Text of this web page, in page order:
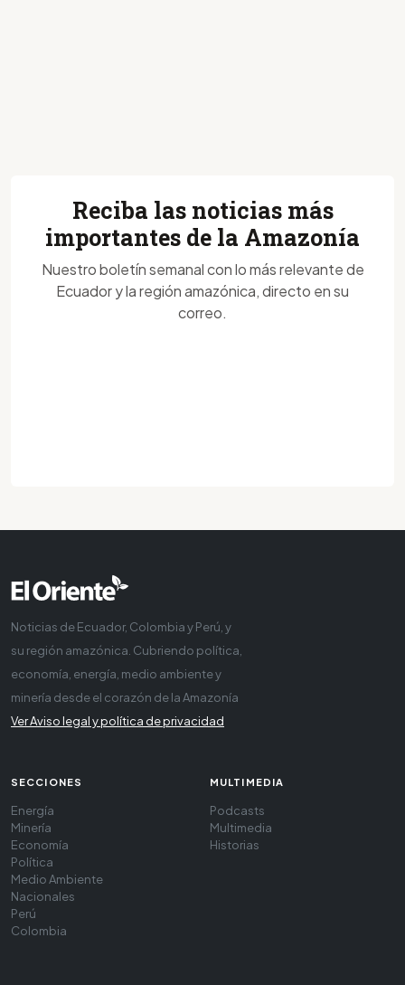
Reciba las noticias más
importantes de la Amazonía
Nuestro boletín semanal con lo más relevante de
Ecuador y la región amazónica, directo en su
correo.
Noticias de Ecuador, Colombia y Perú, y
su región amazónica. Cubriendo política,
economía, energía, medio ambiente y
minería desde el corazón de la Amazonía
Ver Aviso legal y política de privacidad
SECCIONES
Energía
Minería
Economía
Política
Medio Ambiente
Nacionales
Perú
Colombia
MULTIMEDIA
Podcasts
Multimedia
Historias